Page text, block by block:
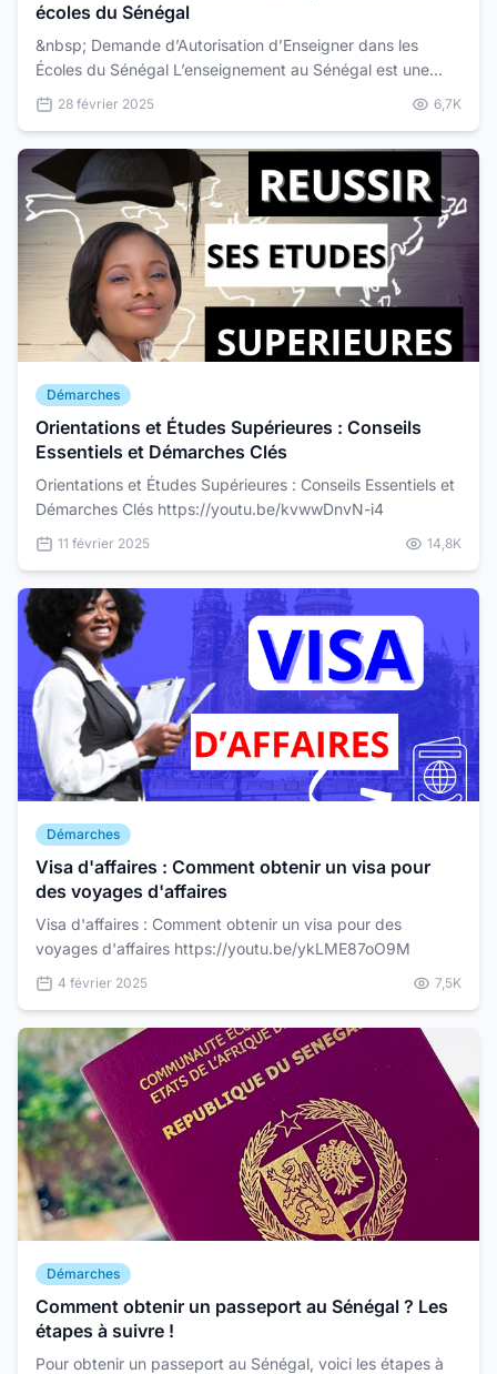
écoles du Sénégal
&nbsp; Demande d’Autorisation d’Enseigner dans les
Écoles du Sénégal L’enseignement au Sénégal est une
mission noble qui nécessite un cadre réglementaire stri...
28 février 2025 6,7K
Démarches
Orientations et Études Supérieures : Conseils
Essentiels et Démarches Clés
Orientations et Études Supérieures : Conseils Essentiels et
Démarches Clés https://youtu.be/kvwwDnvN-i4
11 février 2025 14,8K
Démarches
Visa d'affaires : Comment obtenir un visa pour
des voyages d'affaires
Visa d'affaires : Comment obtenir un visa pour des
voyages d'affaires https://youtu.be/ykLME87oO9M
4 février 2025 7,5K
Démarches
Comment obtenir un passeport au Sénégal ? Les
étapes à suivre !
Pour obtenir un passeport au Sénégal, voici les étapes à